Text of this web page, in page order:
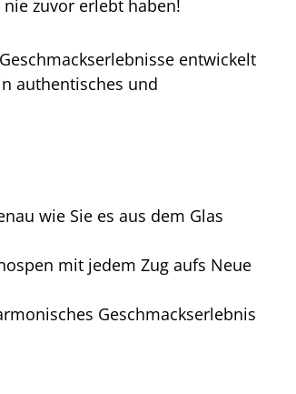
zuvor erlebt haben!
entwickelt
authentisches und
wie Sie es aus dem Glas
mit jedem Zug aufs Neue
Geschmackserlebnis